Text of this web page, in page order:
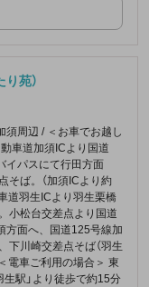
苑）
須周辺 / ＜お車でお越し
車道加須ICより国道
イパスにて行田方面
そば。（加須ICより約
道羽生ICより羽生栗橋
小松台交差点より国道
方面へ、国道125号線加
下川崎交差点そば（羽生
電車ご利用の場合＞ 東
生駅」より徒歩で約15分